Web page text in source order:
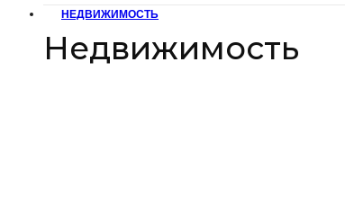
НЕДВИЖИМОСТЬ
Недвижимость